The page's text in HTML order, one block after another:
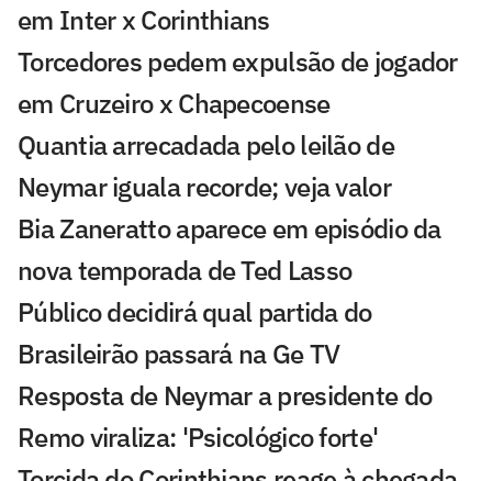
em Inter x Corinthians
Torcedores pedem expulsão de jogador
em Cruzeiro x Chapecoense
Quantia arrecadada pelo leilão de
Neymar iguala recorde; veja valor
Bia Zaneratto aparece em episódio da
nova temporada de Ted Lasso
Público decidirá qual partida do
Brasileirão passará na Ge TV
Resposta de Neymar a presidente do
Remo viraliza: 'Psicológico forte'